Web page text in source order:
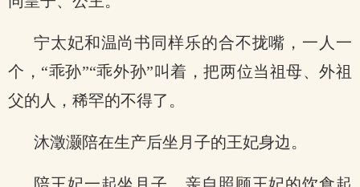
宁太妃和温尚书同样乐的合不拢嘴，一人一
个，“乖孙”“乖外孙”叫着，把两位当祖母、外祖
父的人，稀罕的不得了。
沐澂灏陪在生产后坐月子的王妃身边。